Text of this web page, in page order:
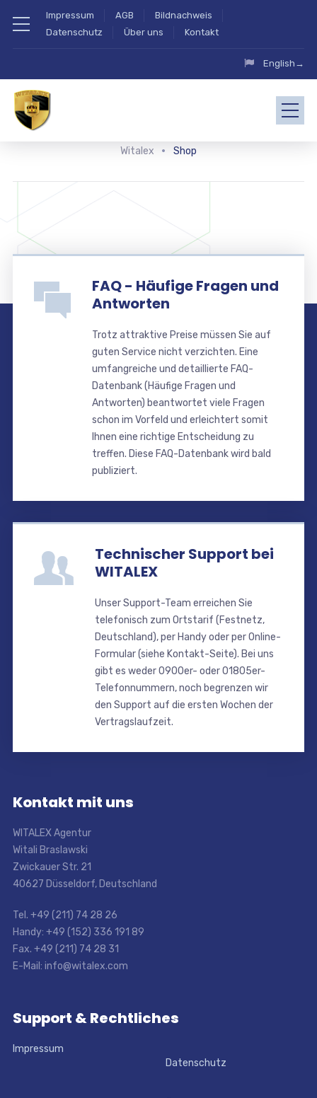
Impressum AGB
Bildnachweis
Datenschutz
Über uns Kontakt
English→
Witalex Shop
FAQ - Häufige Fragen und
Antworten
Trotz attraktive Preise müssen Sie auf
guten Service nicht verzichten. Eine
umfangreiche und detaillierte FAQ-
Datenbank (Häufige Fragen und
Antworten) beantwortet viele Fragen
schon im Vorfeld und erleichtert somit
Ihnen eine richtige Entscheidung zu
treffen. Diese FAQ-Datenbank wird bald
publiziert.
Technischer Support bei
WITALEX
Unser Support-Team erreichen Sie
telefonisch zum Ortstarif (Festnetz,
Deutschland), per Handy oder per Online-
Formular (siehe Kontakt-Seite). Bei uns
gibt es weder 0900er- oder 01805er-
Telefonnummern, noch begrenzen wir
den Support auf die ersten Wochen der
Vertragslaufzeit.
Kontakt mit uns
WITALEX Agentur
Witali Braslawski
Zwickauer Str. 21
40627 Düsseldorf, Deutschland
Tel. +49 (211) 74 28 26
Handy: +49 (152) 336 191 89
Fax. +49 (211) 74 28 31
E-Mail: info@witalex.com
Support & Rechtliches
Impressum
Datenschutz